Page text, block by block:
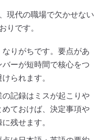
現代の職場で欠かせない
りです。
なりがちです。要点があ
ーが短時間で核心をつ
られます。
の記録はミスが起こりや
ておけば、決定事項や
残せます。